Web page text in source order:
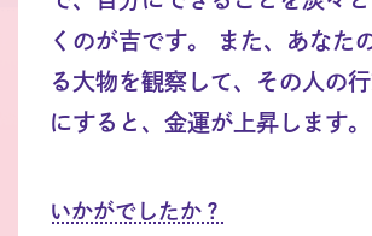
くのが吉です。 また、あなた
る大物を観察して、その人の
にすると、金運が上昇します。
いかがでしたか？